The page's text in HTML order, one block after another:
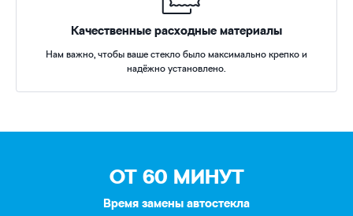
Качественные расходные материалы
Нам важно, чтобы ваше стекло было максимально крепко и
надёжно установлено.
ОТ 60 МИНУТ
Время замены автостекла